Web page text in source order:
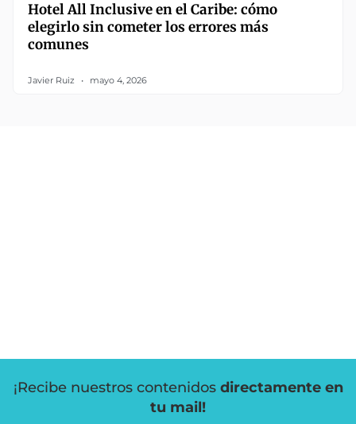
Hotel All Inclusive en el Caribe: cómo
elegirlo sin cometer los errores más
comunes
Javier Ruiz mayo 4, 2026
¡Recibe nuestros contenidos directamente en
tu mail!